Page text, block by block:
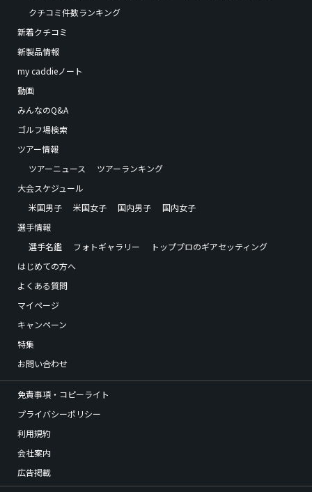
クチコミ件数ランキング
新着クチコミ
新製品情報
my caddieノート
動画
みんなのQ&A
ゴルフ場検索
ツアー情報
ツアーニュース
ツアーランキング
大会スケジュール
米国男子
米国女子 国内男子
国内女子
選手情報
選手名鑑
フォトギャラリー
トッププロのギアセッティング
はじめての方へ
よくある質問
マイページ
キャンペーン
特集
お問い合わせ
免責事項・コピーライト
プライバシーポリシー
利用規約
会社案内
広告掲載